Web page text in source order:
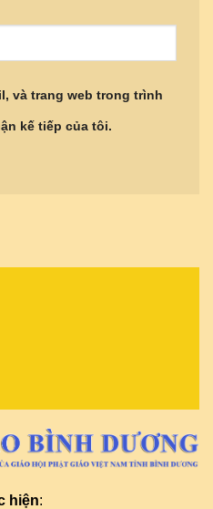
và trang web trong trình
kế tiếp của tôi.
hiện: